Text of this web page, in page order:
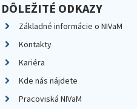
DÔLEŽITÉ ODKAZY
Základné informácie o NIVaM
Kontakty
Kariéra
Kde nás nájdete
Pracoviská NIVaM